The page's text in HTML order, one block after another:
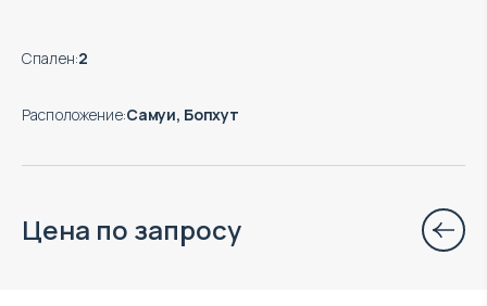
Спален:2
Расположение:Самуи, Бопхут
Цена по запросу